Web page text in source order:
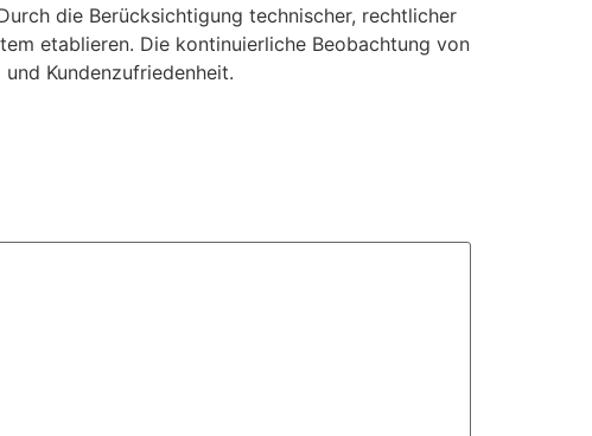
die Berücksichtigung technischer, rechtlicher
etablieren. Die kontinuierliche Beobachtung von
Kundenzufriedenheit.